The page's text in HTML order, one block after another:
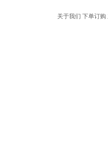
关于我们 下单订购